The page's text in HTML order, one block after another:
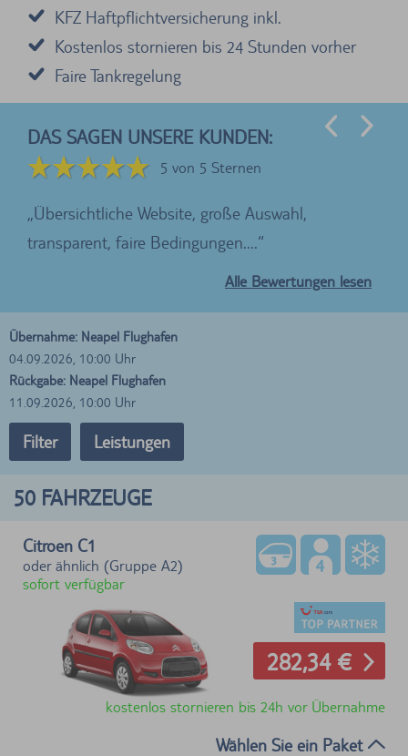
KFZ Haftpflichtversicherung inkl.
Kostenlos stornieren bis 24 Stunden vorher
Faire Tankregelung
DAS SAGEN UNSERE KUNDEN:
5 von 5 Sternen
Übersichtliche Website, große Auswahl,
transparent, faire Bedingungen....
Alle Bewertungen lesen
Übernahme: Neapel Flughafen
04.09.2026, 10:00 Uhr
Rückgabe: Neapel Flughafen
11.09.2026, 10:00 Uhr
Filter Leistungen
50 FAHRZEUGE
Citroen C1
oder ähnlich (Gruppe A2)
sofort verfügbar
282,34 €
kostenlos stornieren bis 24h vor Übernahme
Wählen Sie ein Paket